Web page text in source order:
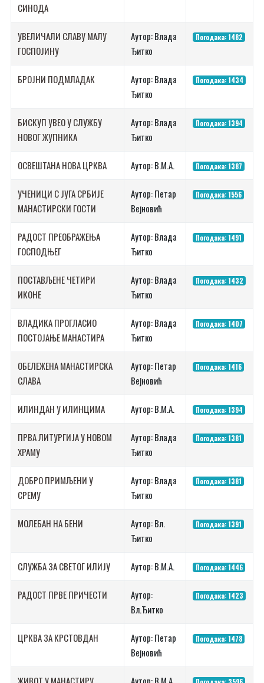
СИНОДА
УВЕЛИЧАЛИ СЛАВУ МАЛУ
ГОСПОЈИНУ
Аутор: Влада
Ђитко
Погодака: 1482
БРОЈНИ ПОДМЛАДАК
Аутор: Влада
Ђитко
Погодака: 1434
БИСКУП УВЕО У СЛУЖБУ
НОВОГ ЖУПНИКА
Аутор: Влада
Ђитко
Погодака: 1394
ОСВЕШТАНА НОВА ЦРКВА Аутор: В.М.А. Погодака: 1387
УЧЕНИЦИ С ЈУГА СРБИЈЕ
МАНАСТИРСКИ ГОСТИ
Аутор: Петар
Вејновић
Погодака: 1556
РАДОСТ ПРЕОБРАЖЕЊА
ГОСПОДЊЕГ
Аутор: Влада
Ђитко
Погодака: 1491
ПОСТАВЉЕНЕ ЧЕТИРИ
ИКОНЕ
Аутор: Влада
Ђитко
Погодака: 1432
ВЛАДИКА ПРОГЛАСИО
ПОСТОЈАЊЕ МАНАСТИРА
Аутор: Влада
Ђитко
Погодака: 1407
ОБЕЛЕЖЕНА МАНАСТИРСКА
СЛАВА
Аутор: Петар
Вејновић
Погодака: 1416
ИЛИНДАН У ИЛИНЦИМА Аутор: В.М.А. Погодака: 1394
ПРВА ЛИТУРГИЈА У НОВОМ
ХРАМУ
Аутор: Влада
Ђитко
Погодака: 1381
ДОБРО ПРИМЉЕНИ У
СРЕМУ
Аутор: Влада
Ђитко
Погодака: 1381
МОЛЕБАН НА БЕНИ
Аутор: Вл.
Ђитко
Погодака: 1391
СЛУЖБА ЗА СВЕТОГ ИЛИЈУ Аутор: В.М.А. Погодака: 1446
РАДОСТ ПРВЕ ПРИЧЕСТИ
Аутор:
Вл.Ђитко
Погодака: 1423
ЦРКВА ЗА КРСТОВДАН
Аутор: Петар
Вејновић
Погодака: 1478
ЖИВОТ У МАНАСТИРУ Аутор: В.М.А.